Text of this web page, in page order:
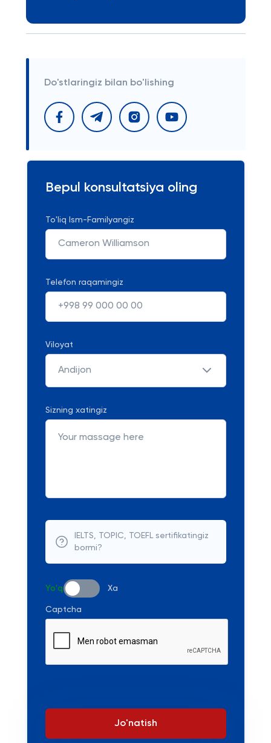
Do'stlaringiz bilan bo'lishing
Bepul konsultatsiya oling
To'liq Ism-Familyangiz
Telefon raqamingiz
Viloyat
Andijon
Sizning xatingiz
IELTS, TOPIC, TOEFL sertifikatingiz
bormi?
Yo'q Xa
Captcha
Jo'natish